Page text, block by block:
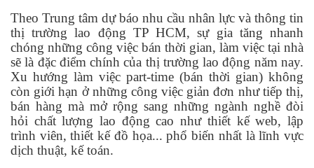
Theo Trung tâm dự báo nhu cầu nhân lực và thông tin
thị trường lao động TP HCM, sự gia tăng nhanh
chóng những công việc bán thời gian, làm việc tại nhà
sẽ là đặc điểm chính của thị trường lao động năm nay.
Xu hướng làm việc part-time (bán thời gian) không
còn giới hạn ở những công việc giản đơn như tiếp thị,
bán hàng mà mở rộng sang những ngành nghề đòi
hỏi chất lượng lao động cao như thiết kế web, lập
trình viên, thiết kế đồ họa... phổ biến nhất là lĩnh vực
dịch thuật, kế toán.